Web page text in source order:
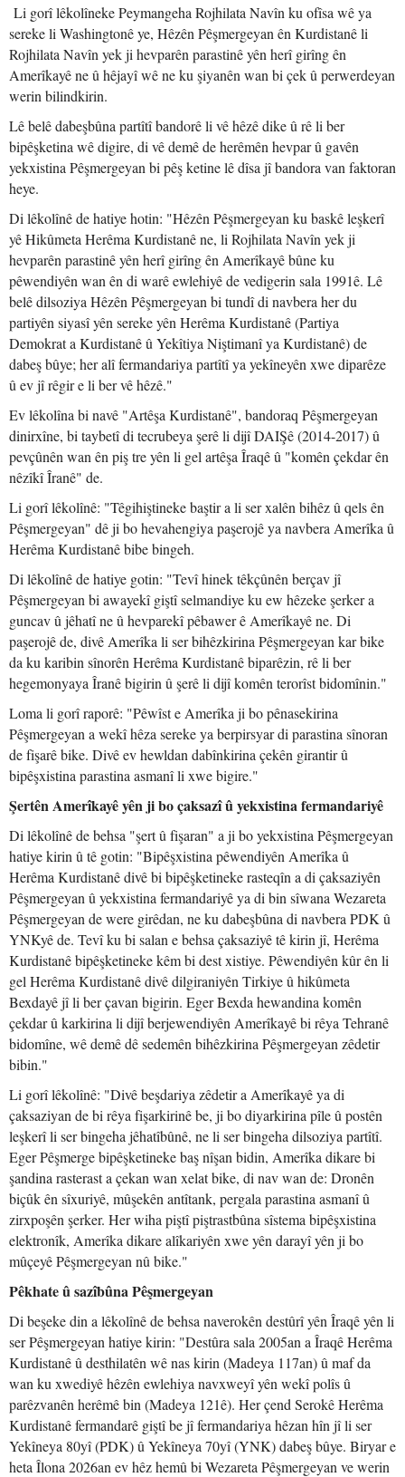
Li gorî lêkolîneke Peymangeha Rojhilata Navîn ku ofîsa wê ya
sereke li Washingtonê ye, Hêzên Pêşmergeyan ên Kurdistanê li
Rojhilata Navîn yek ji hevparên parastinê yên herî girîng ên
Amerîkayê ne û hêjayî wê ne ku şiyanên wan bi çek û perwerdeyan
werin bilindkirin.
Lê belê dabeşbûna partîtî bandorê li vê hêzê dike û rê li ber
bipêşketina wê digire, di vê demê de herêmên hevpar û gavên
yekxistina Pêşmergeyan bi pêş ketine lê dîsa jî bandora van faktoran
heye.
Di lêkolînê de hatiye hotin: "Hêzên Pêşmergeyan ku baskê leşkerî
yê Hikûmeta Herêma Kurdistanê ne, li Rojhilata Navîn yek ji
hevparên parastinê yên herî girîng ên Amerîkayê bûne ku
pêwendiyên wan ên di warê ewlehiyê de vedigerin sala 1991ê. Lê
belê dilsoziya Hêzên Pêşmergeyan bi tundî di navbera her du
partiyên siyasî yên sereke yên Herêma Kurdistanê (Partiya
Demokrat a Kurdistanê û Yekîtiya Niştimanî ya Kurdistanê) de
dabeş bûye; her alî fermandariya partîtî ya yekîneyên xwe diparêze
û ev jî rêgir e li ber vê hêzê."
Ev lêkolîna bi navê "Artêşa Kurdistanê", bandoraq Pêşmergeyan
dinirxîne, bi taybetî di tecrubeya şerê li dijî DAIŞê (2014-2017) û
pevçûnên wan ên piş tre yên li gel artêşa Îraqê û "komên çekdar ên
nêzîkî Îranê" de.
Li gorî lêkolînê: "Têgihiştineke baştir a li ser xalên bihêz û qels ên
Pêşmergeyan" dê ji bo hevahengiya paşerojê ya navbera Amerîka û
Herêma Kurdistanê bibe bingeh.
Di lêkolînê de hatiye gotin: "Tevî hinek têkçûnên berçav jî
Pêşmergeyan bi awayekî giştî selmandiye ku ew hêzeke şerker a
guncav û jêhatî ne û hevparekî pêbawer ê Amerîkayê ne. Di
paşerojê de, divê Amerîka li ser bihêzkirina Pêşmergeyan kar bike
da ku karibin sînorên Herêma Kurdistanê biparêzin, rê li ber
hegemonyaya Îranê bigirin û şerê li dijî komên terorîst bidomînin."
Loma li gorî raporê: "Pêwîst e Amerîka ji bo pênasekirina
Pêşmergeyan a wekî hêza sereke ya berpirsyar di parastina sînoran
de fişarê bike. Divê ev hewldan dabînkirina çekên girantir û
bipêşxistina parastina asmanî li xwe bigire."
Şertên Amerîkayê yên ji bo çaksazî û yekxistina fermandariyê
Di lêkolînê de behsa "şert û fişaran" a ji bo yekxistina Pêşmergeyan
hatiye kirin û tê gotin: "Bipêşxistina pêwendiyên Amerîka û
Herêma Kurdistanê divê bi bipêşketineke rasteqîn a di çaksaziyên
Pêşmergeyan û yekxistina fermandariyê ya di bin sîwana Wezareta
Pêşmergeyan de were girêdan, ne ku dabeşbûna di navbera PDK û
YNKyê de. Tevî ku bi salan e behsa çaksaziyê tê kirin jî, Herêma
Kurdistanê bipêşketineke kêm bi dest xistiye. Pêwendiyên kûr ên li
gel Herêma Kurdistanê divê dilgiraniyên Tirkiye û hikûmeta
Bexdayê jî li ber çavan bigirin. Eger Bexda hewandina komên
çekdar û karkirina li dijî berjewendiyên Amerîkayê bi rêya Tehranê
bidomîne, wê demê dê sedemên bihêzkirina Pêşmergeyan zêdetir
bibin."
Li gorî lêkolînê: "Divê beşdariya zêdetir a Amerîkayê ya di
çaksaziyan de bi rêya fişarkirinê be, ji bo diyarkirina pîle û postên
leşkerî li ser bingeha jêhatîbûnê, ne li ser bingeha dilsoziya partîtî.
Eger Pêşmerge bipêşketineke baş nîşan bidin, Amerîka dikare bi
şandina rasterast a çekan wan xelat bike, di nav wan de: Dronên
biçûk ên sîxuriyê, mûşekên antîtank, pergala parastina asmanî û
zirxpoşên şerker. Her wiha piştî piştrastbûna sîstema bipêşxistina
elektronîk, Amerîka dikare alîkariyên xwe yên darayî yên ji bo
mûçeyê Pêşmergeyan nû bike."
Pêkhate û sazîbûna Pêşmergeyan
Di beşeke din a lêkolînê de behsa naverokên destûrî yên Îraqê yên li
ser Pêşmergeyan hatiye kirin: "Destûra sala 2005an a Îraqê Herêma
Kurdistanê û desthilatên wê nas kirin (Madeya 117an) û maf da
wan ku xwediyê hêzên ewlehiya navxweyî yên wekî polîs û
parêzvanên herêmê bin (Madeya 121ê). Her çend Serokê Herêma
Kurdistanê fermandarê giştî be jî fermandariya hêzan hîn jî li ser
Yekîneya 80yî (PDK) û Yekîneya 70yî (YNK) dabeş bûye. Biryar e
heta Îlona 2026an ev hêz hemû bi Wezareta Pêşmergeyan ve werin